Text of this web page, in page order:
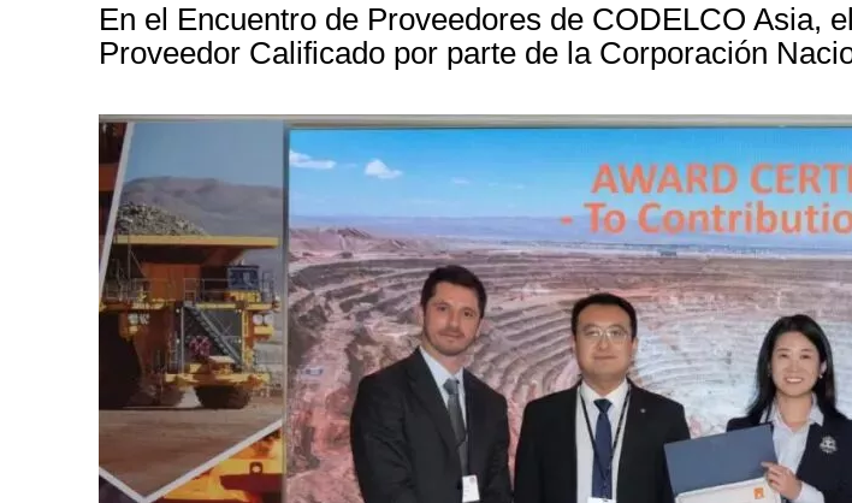
En el Encuentro de Proveedores de CODELCO Asia,
Proveedor Calificado por parte de la Corporación